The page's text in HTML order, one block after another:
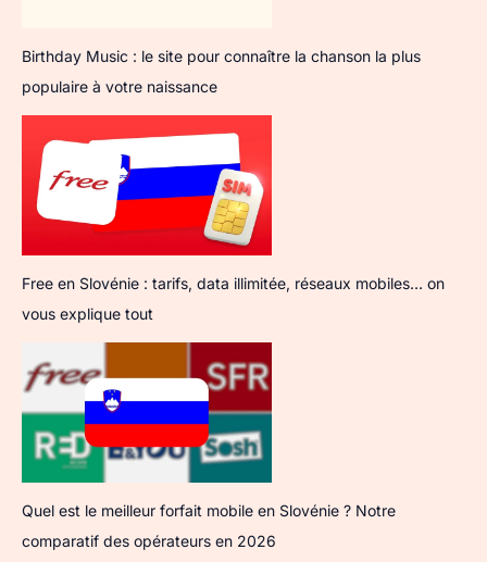
Birthday Music : le site pour connaître la chanson la plus
populaire à votre naissance
Free en Slovénie : tarifs, data illimitée, réseaux mobiles… on
vous explique tout
Quel est le meilleur forfait mobile en Slovénie ? Notre
comparatif des opérateurs en 2026